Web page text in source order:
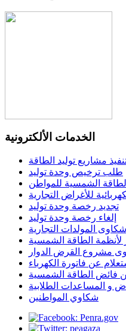
الخدمات الألكترونية
مشاريع توليد الطاقة
طلب ترخيص وحدة توليد
الشمسية للمواطن
للأغراض التجارية
تجديد رخصة وحدة توليد
إلغاء رخصة وحدة توليد
المولدات التجارية
الطاقة الشمسية
مشروع القرض الدوار
عن فاتورة الكهرباء
فائض الطاقة الشمسية
و المساعدات الطلابية
شكاوي المواطنين